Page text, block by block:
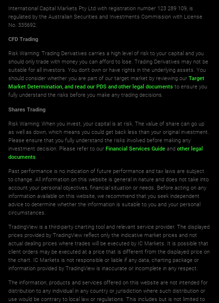
International Capital Markets Pty Ltd with registration number 123 289 109, is
regulated by the Australian Securities and Investments Commission with License
No. 335692.
CFD Trading
Risk Warning: Trading Derivatives carries a high level of risk to your capital and you
should only trade with money you can afford to lose. Trading Derivatives may not be
suitable for all investors. You don't own or have rights in the underlying assets. You
should consider whether you are part of our target market by reviewing ourTarget
Market Determination, and read our PDS and other legal documents to ensure you
fully understand the risks before you make any trading decisions.
Shares Trading
Risk Warning: When you invest, your capital is at risk. The value of share can go up
as well as down, which means you could get back less than your original investment.
Please ensure that you fully understand the risks involved before making any
investment decision. Please refer to ourFinancial Services Guide andother legal
documents
Past performance is no indication of future performance and tax laws are subject
to change. All information on this website is general in nature and does not take into
account your personal objectives, financial situation or needs. Before acting on any
information available on this website, we recommend that you seek independent
advice to determine whether the information is suitable to you and your personal
circumstances.
TradingView is a third-party charting tool and relevant service provider. The displayed
prices provided by TradingView reflect only the indicative market prices and not
actual dealing prices where trades will be executed by IC Markets. It is possible that
client orders may be executed at a price that is different from the displayed price on
the chart. IC Markets is not responsible or liable if any data, charting package or
information provided by TradingView is inaccurate or incomplete in any respect.
The information, products and services offered on this website are not intended for
distribution to any individual in any country or jurisdiction where such distribution or
use would be contrary to local law or regulations. This includes but is not limited to